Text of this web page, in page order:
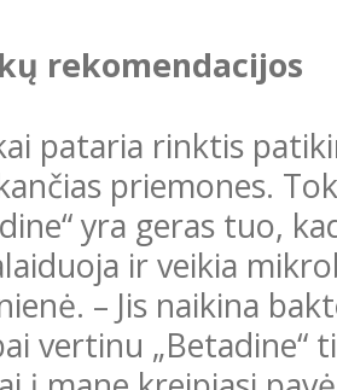
rekomendacijos
priemones.
ir veikia
– Jis naikina